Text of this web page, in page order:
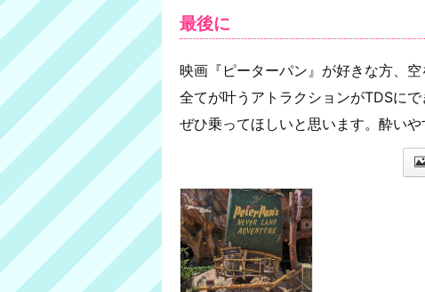
最後に
映画『ピーターパン』が好きな方、
全てが叶うアトラクションがTDSにで
ぜひ乗ってほしいと思います。酔い